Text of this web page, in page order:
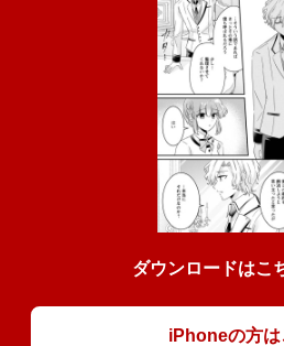
ダウンロードはこ
iPhoneの方は